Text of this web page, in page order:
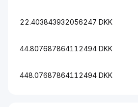
22.403843932056247 DKK
44.807687864112494 DKK
448.07687864112494 DKK